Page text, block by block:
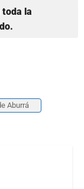
la
Aburrá